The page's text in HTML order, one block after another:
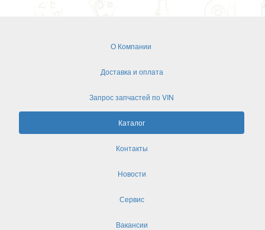
О Компании
Доставка и оплата
Запрос запчастей по VIN
Каталог
Контакты
Новости
Сервис
Вакансии